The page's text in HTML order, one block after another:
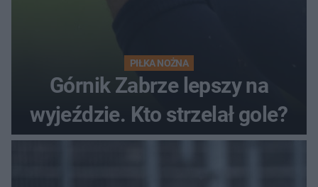
PIŁKA NOŻNA
Górnik Zabrze lepszy na
wyjeździe. Kto strzelał gole?